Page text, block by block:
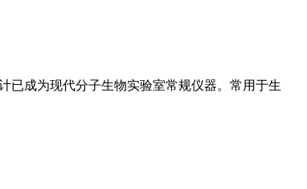
已成为现代分子生物实验室常规仪器。常用于生